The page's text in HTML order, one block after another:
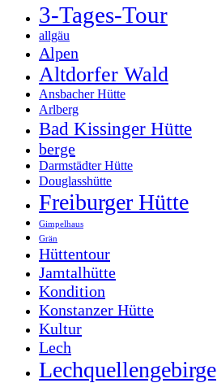
3-Tages-Tour
allgäu
Alpen
Altdorfer Wald
Ansbacher Hütte
Arlberg
Bad Kissinger Hütte
berge
Darmstädter Hütte
Douglasshütte
Freiburger Hütte
Gimpelhaus
Grän
Hüttentour
Jamtalhütte
Kondition
Konstanzer Hütte
Kultur
Lech
Lechquellengebirge